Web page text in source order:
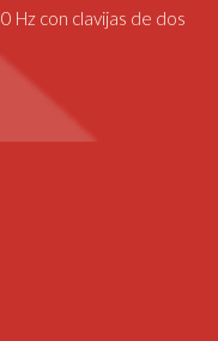
Hz con clavijas de dos